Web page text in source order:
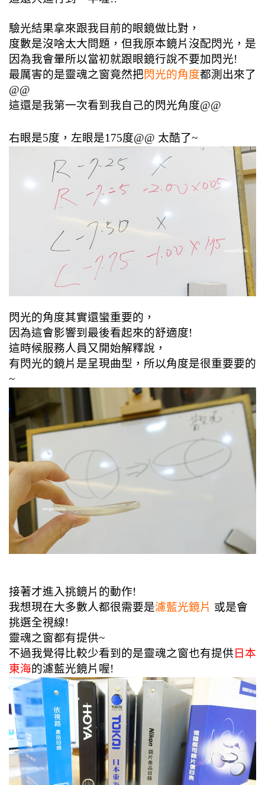
驗光結果拿來跟我目前的眼鏡做比對，
度數是沒啥太大問題，但我原本鏡片沒配閃光，是
因為我會暈所以當初就跟眼鏡行說不要加閃光!
最厲害的是靈魂之窗竟然把閃光的角度都測出來了
@@
這還是我第一次看到我自己的閃光角度@@
右眼是5度，左眼是175度@@ 太酷了~
閃光的角度其實還蠻重要的，
因為這會影響到最後看起來的舒適度!
這時候服務人員又開始解釋說，
有閃光的鏡片是呈現曲型，所以角度是很重要要的
~
接著才進入挑鏡片的動作!
我想現在大多數人都很需要是濾藍光鏡片 或是會
挑選全視線!
靈魂之窗都有提供~
不過我覺得比較少看到的是靈魂之窗也有提供日本
東海的濾藍光鏡片喔!